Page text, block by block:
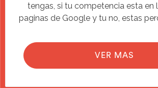
tengas, si tu competencia esta en
paginas de Google y tu no, estas
VER MAS